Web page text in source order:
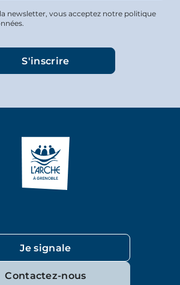
newsletter, vous acceptez notre politique
Je signale
Contactez-nous